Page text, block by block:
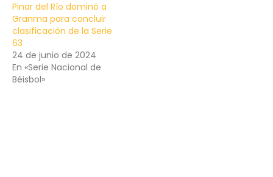
Pinar del Río dominó a
Granma para concluir
clasificación de la Serie
63
24 de junio de 2024
En «Serie Nacional de
Béisbol»